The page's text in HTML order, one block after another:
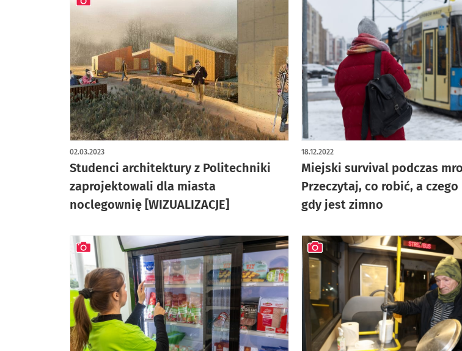
Studenci architektury z Politechniki
zaprojektowali dla miasta
noclegownię [WIZUALIZACJE]
02.03.2023
artykuł z galerią zdjęć
Miejski survival podczas
Przeczytaj, co robić, a
gdy jest zimno
18.12.2022